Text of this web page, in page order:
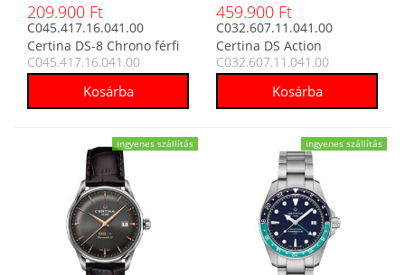
209.900 Ft
C045.417.16.041.00
Certina DS-8 Chrono férfi
analóg karóra
C045.417.16.041.00
459.900 Ft
C032.607.11.041.00
Certina DS Action
Powermatic 80 automata
férfi analóg karóra
C032.607.11.041.00
ingyenes szállítás ingyenes szállítás